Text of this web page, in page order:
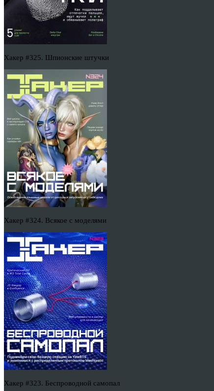
Хакер #325. Шпионские штучки
Хакер #324. Всякое с моделями
Хакер #323. Беспроводной самопал